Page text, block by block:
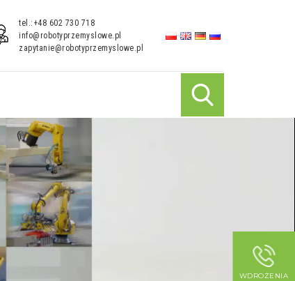
tel.:+48 602 730 718
info@robotyprzemyslowe.pl
zapytanie@robotyprzemyslowe.pl
WDROŻENIA